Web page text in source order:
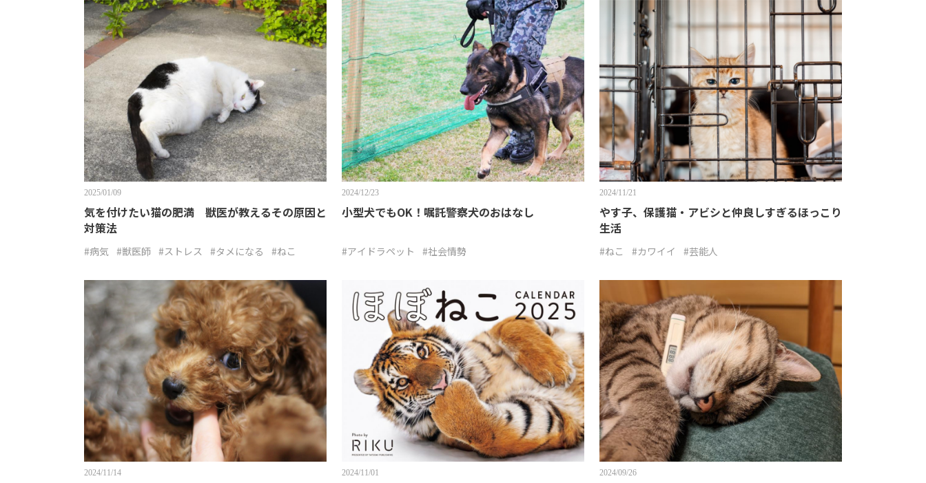
2025/01/09
気を付けたい猫の肥満 獣医が教えるその原因と
対策法
#病気 #獣医師 #ストレス #タメになる #ねこ
2024/12/23
小型犬でもOK！嘱託警察犬のおはなし
#アイドラペット #社会情勢
2024/11/21
やす子、保護猫・アビシと仲良しすぎるほっこり
生活
#ねこ #カワイイ #芸能人
2024/11/14 2024/11/01 2024/09/26